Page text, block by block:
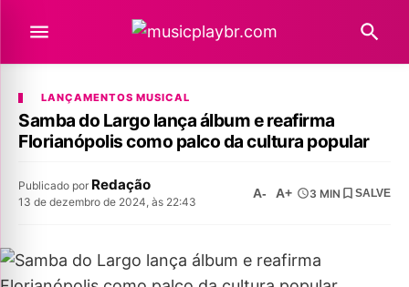
LANÇAMENTOS MUSICAL
Samba do Largo lança álbum e reafirma
Florianópolis como palco da cultura popular
Publicado por Redação
13 de dezembro de 2024, às 22:43
A- A+ 3 MIN SALVE